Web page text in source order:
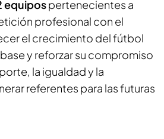
equipospertenecientes a
profesional con el
el crecimiento del fútbol
y reforzar su compromiso
la igualdad y la
referentes para las futuras